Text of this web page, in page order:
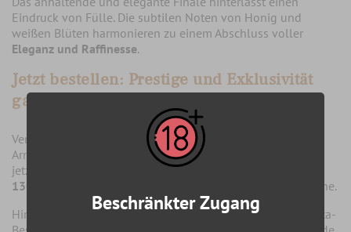
Eindruck von Fülle. Die subtilen Noten von Honig und
weißen Blüten harmonieren zu einem Abschluss voller
Eleganz und Raffinesse.
Jetzt bestellen: Prestige und Exklusivität
garantiert
Verpassen Sie nicht die Gelegenheit, den Champagne
Armand de Brignac Brut Green zu genießen. Bestellen Sie
jetzt und profitieren Sie von derkostenlosen Lieferung ab
130€
. Ihr Gaumen verdient dieses Juwel aus der Champagne.
Hinweis: Die in der ursprünglichen Frage angeforderte Meta-
Beschränkter Zugang